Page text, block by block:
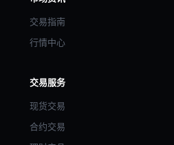
交易指南
行情中心
交易服务
现货交易
合约交易